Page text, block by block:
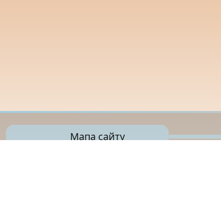
Мапа сайту